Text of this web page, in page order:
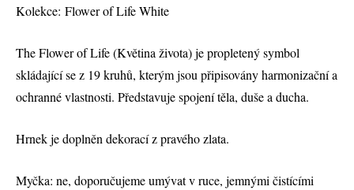
Kolekce: Flower of Life White
The Flower of Life (Květina života) je propletený symbol
skládající se z 19 kruhů, kterým jsou připisovány harmonizační a
ochranné vlastnosti. Představuje spojení těla, duše a ducha.
Hrnek je doplněn dekorací z pravého zlata.
Myčka: ne, doporučujeme umývat v ruce, jemnými čistícími